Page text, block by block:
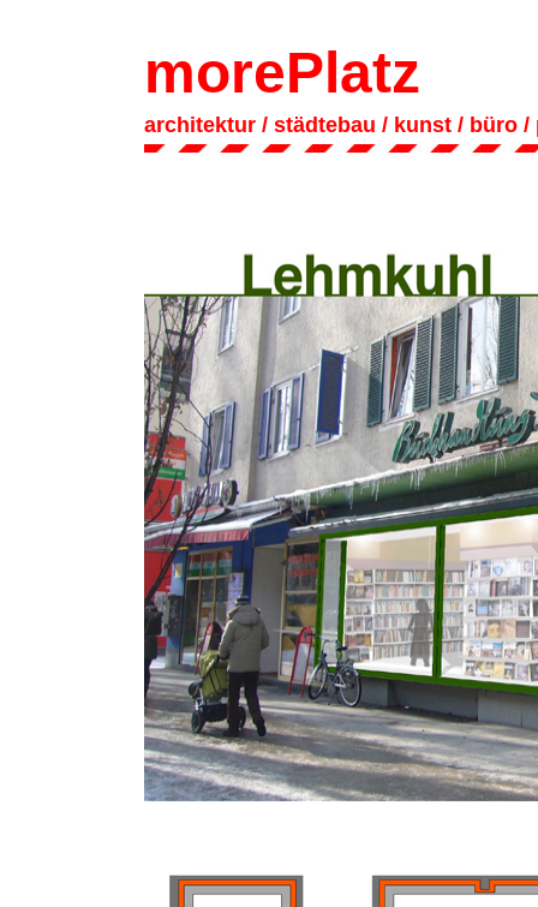
morePlatz
architektur / städtebau / kunst / büro /